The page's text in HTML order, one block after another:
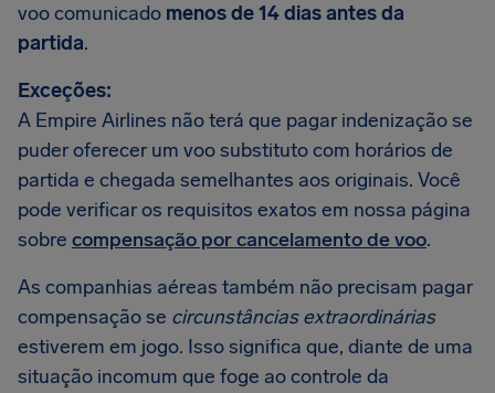
voo comunicado menos de 14 dias antes da
partida.
Exceções:
A Empire Airlines não terá que pagar indenização se
puder oferecer um voo substituto com horários de
partida e chegada semelhantes aos originais. Você
pode verificar os requisitos exatos em nossa página
sobre compensação por cancelamento de voo.
As companhias aéreas também não precisam pagar
compensação se circunstâncias extraordinárias
estiverem em jogo. Isso significa que, diante de uma
situação incomum que foge ao controle da